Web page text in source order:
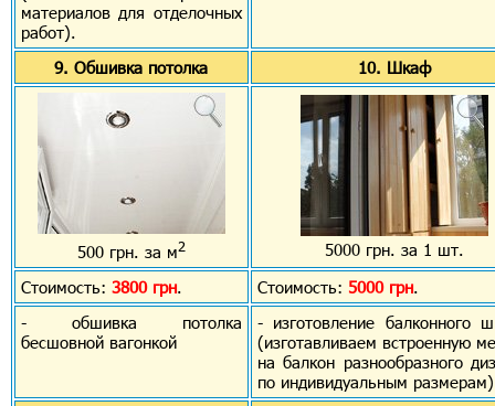
материалов для отделочных
работ).
9. Обшивка потолка 10. Шкаф
500 грн. за м2
5000 грн. за 1 шт.
Стоимость: 3800 грн. Стоимость: 5000 грн.
- обшивка потолка
бесшовной вагонкой
- изготовление балконного
(изготавливаем встроенную
на балкон разнообразного
по индивидуальным